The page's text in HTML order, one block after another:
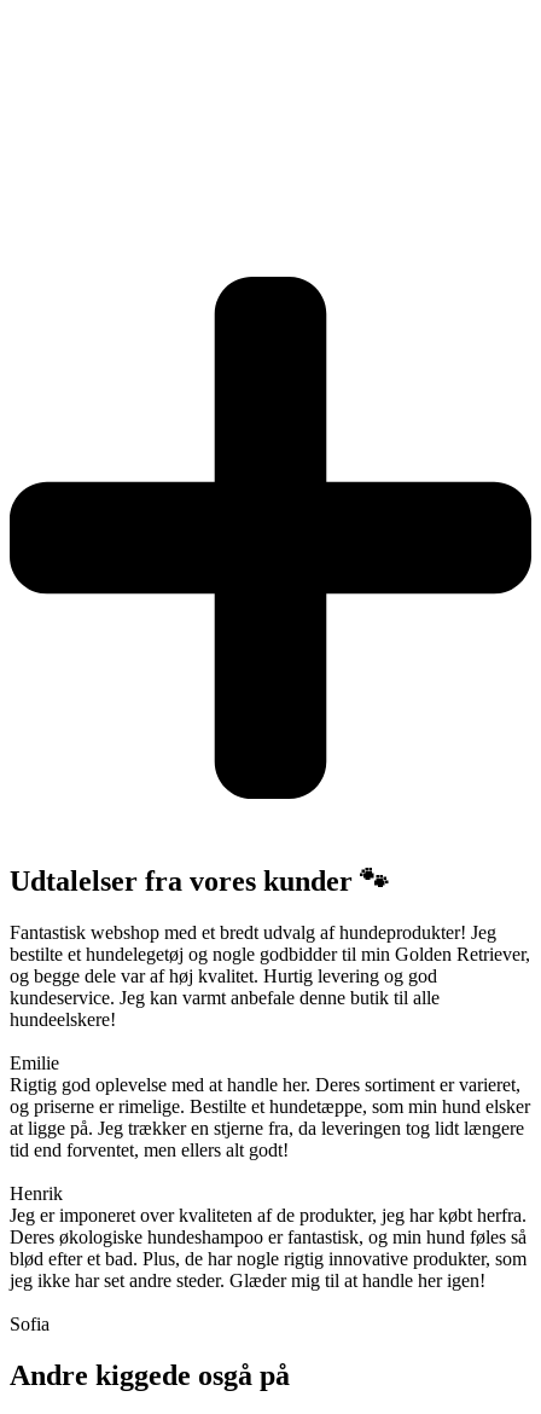
Udtalelser fra vores kunder 🐾
Fantastisk webshop med et bredt udvalg af hundeprodukter! Jeg
bestilte et hundelegetøj og nogle godbidder til min Golden Retriever,
og begge dele var af høj kvalitet. Hurtig levering og god
kundeservice. Jeg kan varmt anbefale denne butik til alle
hundeelskere!
Emilie
Rigtig god oplevelse med at handle her. Deres sortiment er varieret,
og priserne er rimelige. Bestilte et hundetæppe, som min hund elsker
at ligge på. Jeg trækker en stjerne fra, da leveringen tog lidt længere
tid end forventet, men ellers alt godt!
Henrik
Jeg er imponeret over kvaliteten af de produkter, jeg har købt herfra.
Deres økologiske hundeshampoo er fantastisk, og min hund føles så
blød efter et bad. Plus, de har nogle rigtig innovative produkter, som
jeg ikke har set andre steder. Glæder mig til at handle her igen!
Sofia
Andre kiggede osgå på